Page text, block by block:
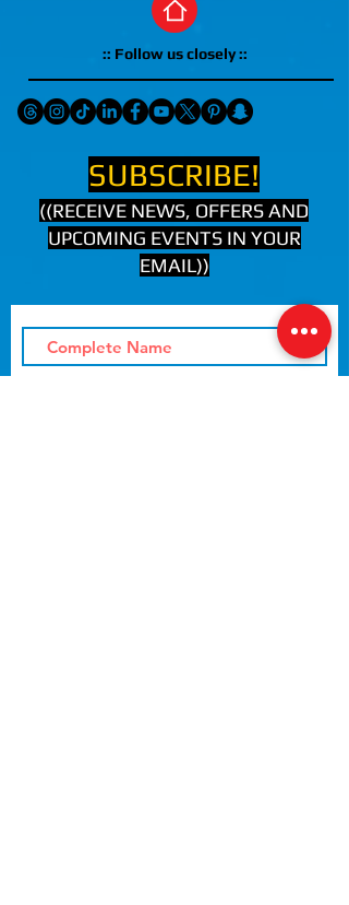
:: Follow us closely ::
SUBSCRIBE!
((RECEIVE NEWS, OFFERS AND
UPCOMING EVENTS IN YOUR
EMAIL))